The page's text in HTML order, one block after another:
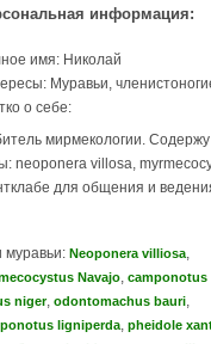
информация:
имя: Николай
Муравьи,
о себе:
мирмекологии. Содержу
neoponera villosa,
для общения и
муравьи: Neoponera villiosa
Navajo camponotus
niger, odontomachus bauri
ligniperda pheidole